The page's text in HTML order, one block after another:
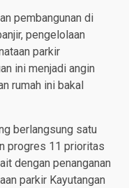
pembangunan di
pengelolaan
parkir
ini menjadi angin
rumah ini bakal
berlangsung satu
progres 11 prioritas
dengan penanganan
parkir Kayutangan